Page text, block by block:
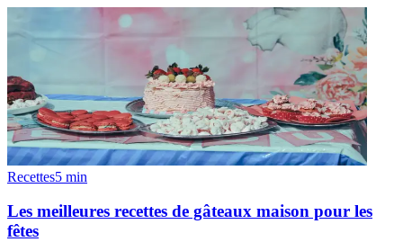
Recettes5 min
Les meilleures recettes de gâteaux maison pour les
fêtes